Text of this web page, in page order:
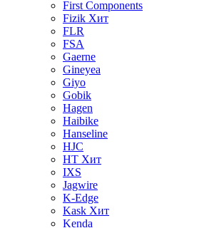
First Components
Fizik Хит
FLR
FSA
Gaerne
Gineyea
Giyo
Gobik
Hagen
Haibike
Hanseline
HJC
HT Хит
IXS
Jagwire
K-Edge
Kask Хит
Kenda